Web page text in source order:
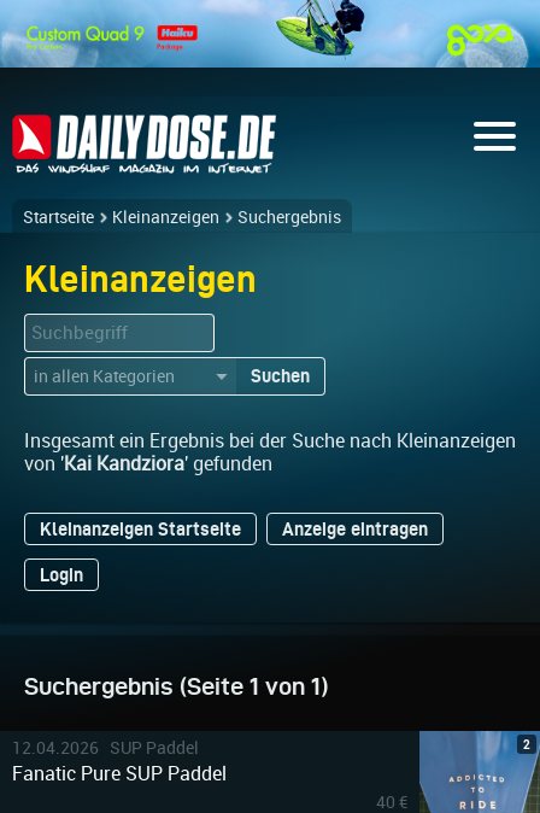
Startseite Kleinanzeigen Suchergebnis
Kleinanzeigen
▼ Suchen
Insgesamt ein Ergebnis bei der Suche nach Kleinanzeigen
von 'Kai Kandziora' gefunden
Kleinanzeigen Startseite Anzeige eintragen
Login
Suchergebnis (Seite 1 von 1)
12.04.2026 SUP Paddel
Fanatic Pure SUP Paddel
40 €
2